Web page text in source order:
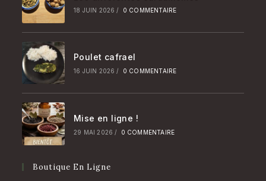
18 JUIN 2026 / 0 COMMENTAIRE
Poulet cafrael
16 JUIN 2026 / 0 COMMENTAIRE
Mise en ligne !
29 MAI 2026 / 0 COMMENTAIRE
Boutique En Ligne